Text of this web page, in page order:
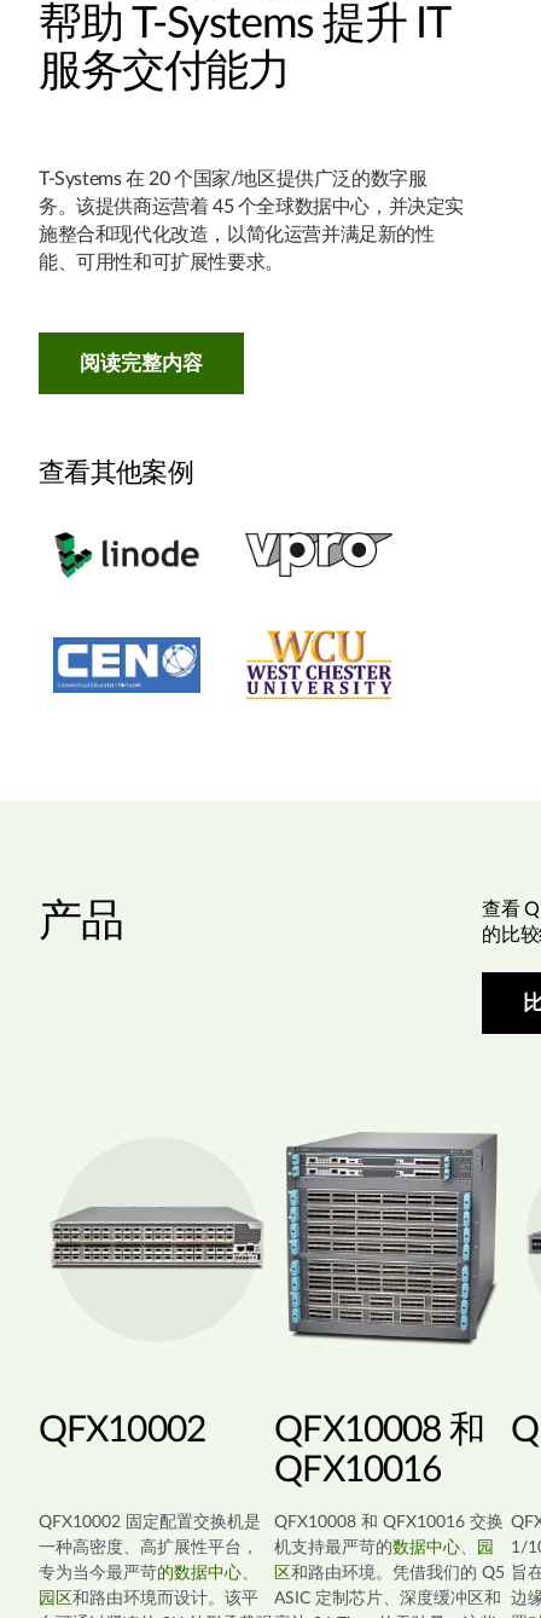
帮助 T-Systems 提升 IT
服务交付能力
T-Systems 在 20 个国家/地区提供广泛的数字服
务。该提供商运营着 45 个全球数据中心，并决定实
施整合和现代化改造，以简化运营并满足新的性
能、可用​​性和可扩展性要求。
阅读完整内容
查看其他案例
产品
查看
的比
QFX10002
QFX10002 固定配置交换机是
一种高密度、高扩展性平台，
专为当今最严苛的数据中心
园区和路由环境而设计。该平
QFX10008 和
QFX10016
QFX10008 和 QFX10016 交换
机支持最严苛的数据中心
园
区和路由环境。凭借我们的 Q5
ASIC 定制芯片、深度缓冲区和
1/
旨
边